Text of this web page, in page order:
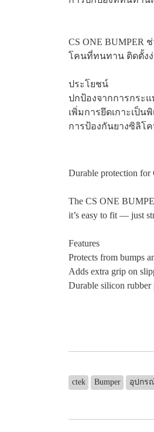
CS ONE
โคนที่ทนทาน ติดตั้งง่
ประโยชน์
ปกป้องจากการกระ
เพิ่มการยึดเกาะเป็
การป้องกันยางซิลิโ
Durable protection
The CS ONE
it’s easy to fit — just
Features
Protects from bumps
Adds extra grip on
Durable silicon
ctek Bumper อุปกร